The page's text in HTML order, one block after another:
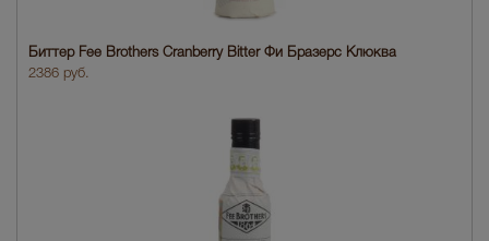
Биттер Fee Brothers Cranberry Bitter Фи Бразерс Клюква
2386 руб.